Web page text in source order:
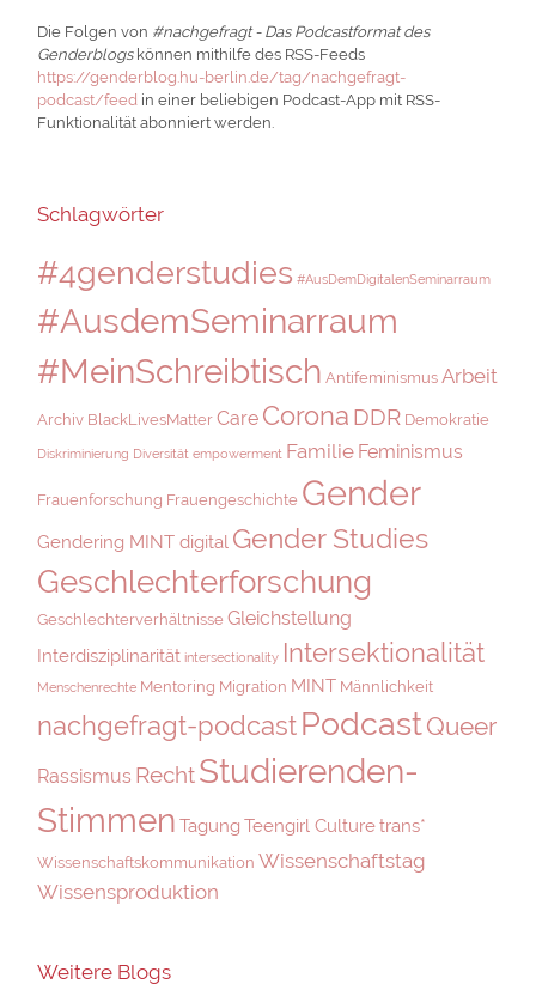
Die Folgen von #nachgefragt - Das Podcastformat des
Genderblogskönnen mithilfe des RSS-Feeds
https://genderblog.hu-berlin.de/tag/nachgefragt-
podcast/feed in einer beliebigen Podcast-App mit RSS-
Funktionalität abonniert werden.
Schlagwörter
#4genderstudies #AusDemDigitalenSeminarraum
#AusdemSeminarraum
#MeinSchreibtisch Antifeminismus Arbeit
Archiv BlackLivesMatter Care Corona DDR Demokratie
Diskriminierung Diversität empowerment Familie Feminismus
Frauenforschung Frauengeschichte Gender
Gendering MINT digital Gender Studies
Geschlechterforschung
Geschlechterverhältnisse Gleichstellung
Interdisziplinarität intersectionality Intersektionalität
Menschenrechte Mentoring Migration MINT Männlichkeit
nachgefragt-podcastPodcastQueer
Rassismus RechtStudierenden-
Stimmen Tagung Teengirl Culturetrans*
Wissenschaftskommunikation Wissenschaftstag
Wissensproduktion
Weitere Blogs